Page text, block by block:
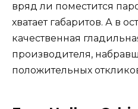
вряд ли поместится
хватает габаритов. А в
качественная
производителя,
положительных